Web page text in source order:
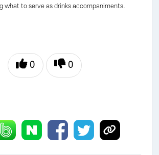
what to serve as drinks accompaniments.
0 0